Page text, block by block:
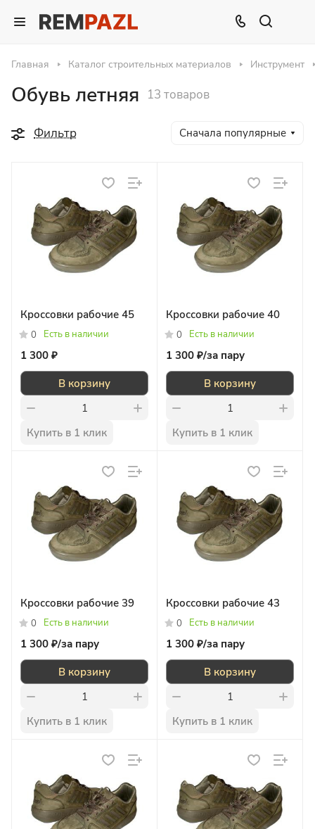
Главная Каталог строительных материалов Инструмент
Обувь летняя 13 товаров
Фильтр Сначала популярные
Кроссовки рабочие 45
0 Есть в наличии
1 300 ₽
В корзину
Купить в 1 клик
Кроссовки рабочие 40
0 Есть в наличии
1 300 ₽/за пару
В корзину
Купить в 1 клик
Кроссовки рабочие 39
0 Есть в наличии
1 300 ₽/за пару
В корзину
Купить в 1 клик
Кроссовки рабочие 43
0 Есть в наличии
1 300 ₽/за пару
В корзину
Купить в 1 клик